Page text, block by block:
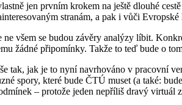
jen prvním krokem na ještě dlouhé
stranám, a pak i vůči
ne všem se budou závěry analýzy líbit.
žádné připomínky. Takže to teď bude o
tak, jak je to nyní navrhováno v pracovní
spory, které bude ČTÚ muset (a také:
– protože jeden nepříliš dravý virtuál